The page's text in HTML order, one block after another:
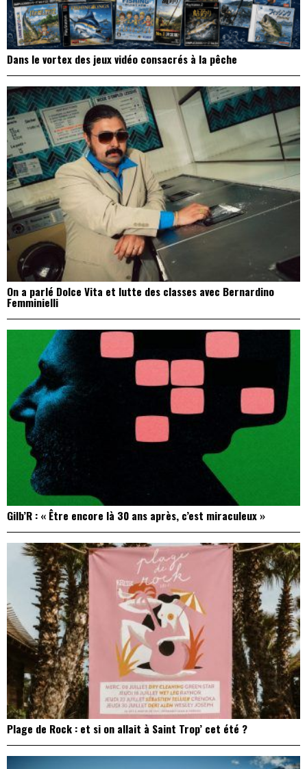
Dans le vortex des jeux vidéo consacrés à la pêche
On a parlé Dolce Vita et lutte des classes avec Bernardino
Femminielli
Gilb’R : « Être encore là 30 ans après, c’est miraculeux »
Plage de Rock : et si on allait à Saint Trop’ cet été ?